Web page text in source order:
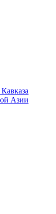
Азии